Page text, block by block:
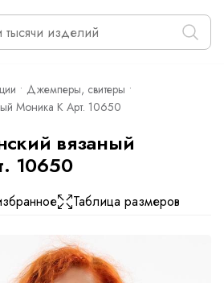
Джемперы, свитеры
Моника К Арт. 10650
вязаный
10650
Таблица размеров